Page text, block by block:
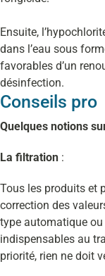
Ensuite,
dans l’eau sous
favorables d’un
désinfection.
Conseils pro
Quelques notions
La filtration :
Tous les produits et
correction des
type automatique
indispensables au
priorité, rien ne doit